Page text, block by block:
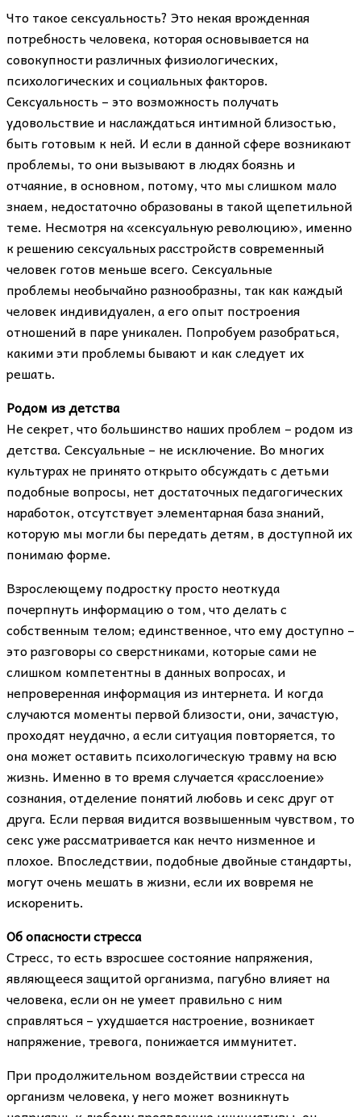
Что такое сексуальность? Это некая врожденная
потребность человека, которая основывается на
совокупности различных физиологических,
психологических и социальных факторов.
Сексуальность – это возможность получать
удовольствие и наслаждаться интимной близостью,
быть готовым к ней. И если в данной сфере возникают
проблемы, то они вызывают в людях боязнь и
отчаяние, в основном, потому, что мы слишком мало
знаем, недостаточно образованы в такой щепетильной
теме. Несмотря на «сексуальную революцию», именно
к решению сексуальных расстройств современный
человек готов меньше всего. Сексуальные
проблемы необычайно разнообразны, так как каждый
человек индивидуален, а его опыт построения
отношений в паре уникален. Попробуем разобраться,
какими эти проблемы бывают и как следует их
решать.
Родом из детства
Не секрет, что большинство наших проблем – родом из
детства. Сексуальные – не исключение. Во многих
культурах не принято открыто обсуждать с детьми
подобные вопросы, нет достаточных педагогических
наработок, отсутствует элементарная база знаний,
которую мы могли бы передать детям, в доступной их
понимаю форме.
Взрослеющему подростку просто неоткуда
почерпнуть информацию о том, что делать с
собственным телом; единственное, что ему доступно –
это разговоры со сверстниками, которые сами не
слишком компетентны в данных вопросах, и
непроверенная информация из интернета. И когда
случаются моменты первой близости, они, зачастую,
проходят неудачно, а если ситуация повторяется, то
она может оставить психологическую травму на всю
жизнь. Именно в то время случается «расслоение»
сознания, отделение понятий любовь и секс друг от
друга. Если первая видится возвышенным чувством, то
секс уже рассматривается как нечто низменное и
плохое. Впоследствии, подобные двойные стандарты,
могут очень мешать в жизни, если их вовремя не
искоренить.
Об опасности стресса
Стресс, то есть взросшее состояние напряжения,
являющееся защитой организма, пагубно влияет на
человека, если он не умеет правильно с ним
справляться – ухудшается настроение, возникает
напряжение, тревога, понижается иммунитет.
При продолжительном воздействии стресса на
организм человека, у него может возникнуть